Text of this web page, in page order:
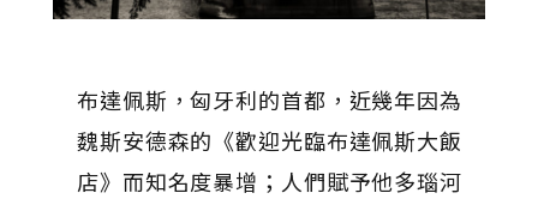
布達佩斯，匈牙利的首都，近幾年因為
魏斯安德森的《歡迎光臨布達佩斯大飯
店》而知名度暴增；人們賦予他多瑙河